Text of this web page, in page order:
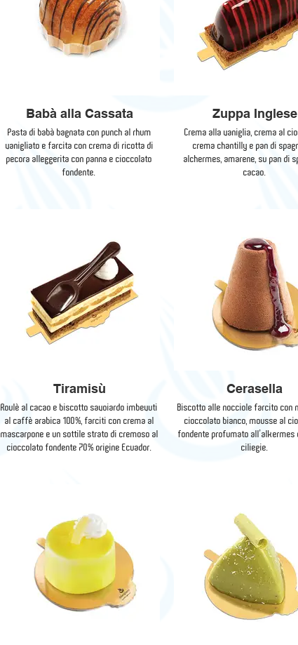
Babà alla Cassata
Pasta di babà bagnata con punch al rhum
vanigliato e farcita con crema di ricotta di
pecora alleggerita con panna e cioccolato
fondente.
Zuppa Inglese
Crema alla vaniglia, crema al
crema chantilly e pan di
alchermes, amarene, su pan di
cacao.
Tiramisù
Roulè al cacao e biscotto savoiardo imbevuti
al caffè arabica 100%, farciti con crema al
mascarpone e un sottile strato di cremoso al
cioccolato fondente 70% origine Ecuador.
Cerasella
Biscotto alle nocciole farcito con
cioccolato bianco, mousse al
fondente profumato all’alkermes
ciliegie.